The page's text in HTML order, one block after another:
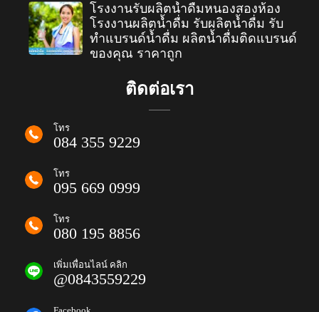
โรงงานรับผลิตน้ำดื่มหนองสองห้อง
โรงงานผลิตน้ำดื่ม รับผลิตน้ำดื่ม รับ
ทำแบรนด์น้ำดื่ม ผลิตน้ำดื่มติดแบรนด์
ของคุณ ราคาถูก
ติดต่อเรา
โทร
084 355 9229
โทร
095 669 0999
โทร
080 195 8856
เพิ่มเพื่อนไลน์ คลิก
@0843559229